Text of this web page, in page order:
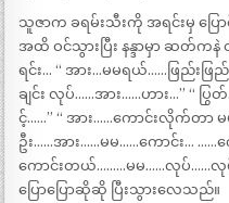
သူဇာက ခရမ်းသီးကို အရင်းမှ ပြေ
အထိ ဝင်သွားပြီး နန္ဒာမှာ ဆတ်ကနဲ
ရင်း… “ အား…မမရယ်……ဖြည်းဖ
ချင်း လုပ်……အား……ဟား…” “
င့်……” “ အား……ကောင်းလိုက်တာ
ဦး……အား……မမ……ကောင်း…
ကောင်းတယ်………မမ……လုပ်……လုပ်
ပြောပြောဆိုဆို ပြီးသွားလေသည်။